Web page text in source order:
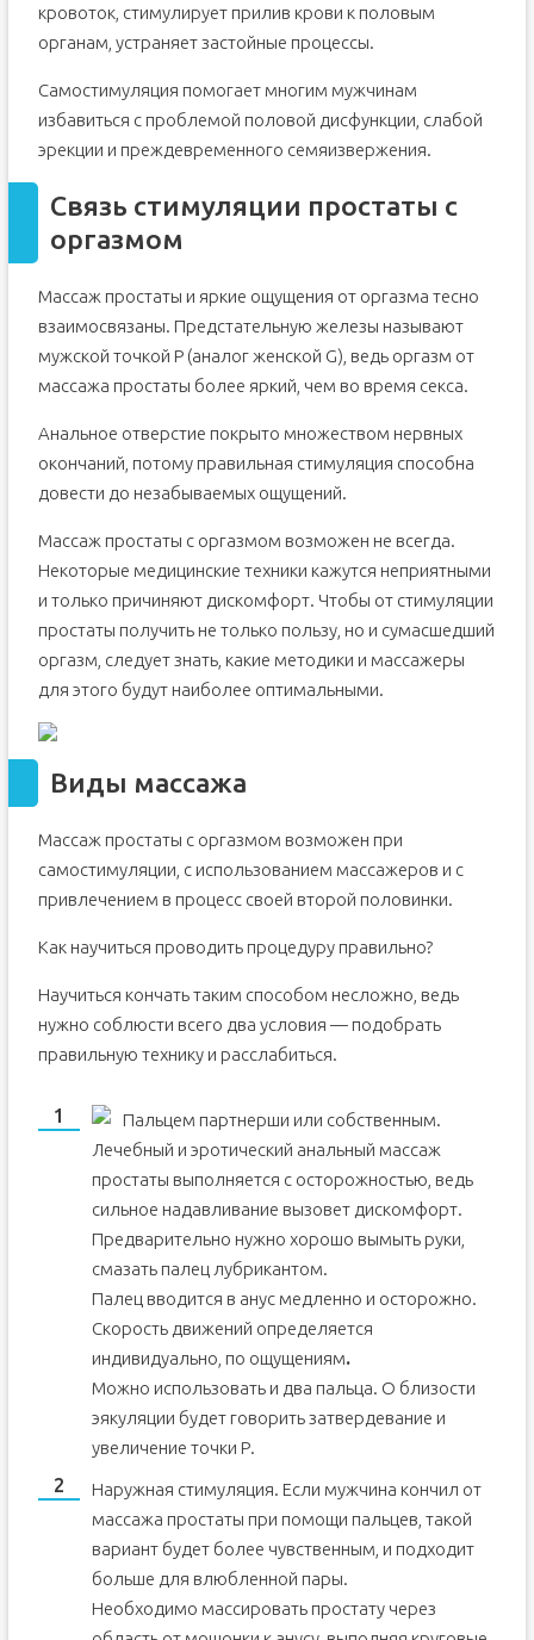
кровоток, стимулирует прилив крови к половым
органам, устраняет застойные процессы.
Самостимуляция помогает многим мужчинам
избавиться с проблемой половой дисфункции, слабой
эрекции и преждевременного семяизвержения.
Связь стимуляции простаты с
оргазмом
Массаж простаты и яркие ощущения от оргазма тесно
взаимосвязаны. Предстательную железы называют
мужской точкой Р (аналог женской G), ведь оргазм от
массажа простаты более яркий, чем во время секса.
Анальное отверстие покрыто множеством нервных
окончаний, потому правильная стимуляция способна
довести до незабываемых ощущений.
Массаж простаты с оргазмом возможен не всегда.
Некоторые медицинские техники кажутся неприятными
и только причиняют дискомфорт. Чтобы от стимуляции
простаты получить не только пользу, но и сумасшедший
оргазм, следует знать, какие методики и массажеры
для этого будут наиболее оптимальными.
Виды массажа
Массаж простаты с оргазмом возможен при
самостимуляции, с использованием массажеров и с
привлечением в процесс своей второй половинки.
Как научиться проводить процедуру правильно?
Научиться кончать таким способом несложно, ведь
нужно соблюсти всего два условия — подобрать
правильную технику и расслабиться.
Пальцем партнерши или собственным.
Лечебный и эротический анальный массаж
простаты выполняется с осторожностью, ведь
сильное надавливание вызовет дискомфорт.
Предварительно нужно хорошо вымыть руки,
смазать палец лубрикантом.
Палец вводится в анус медленно и осторожно.
Скорость движений определяется
индивидуально, по ощущениям.
Можно использовать и два пальца. О близости
эякуляции будет говорить затвердевание и
увеличение точки Р.
Наружная стимуляция. Если мужчина кончил от
массажа простаты при помощи пальцев, такой
вариант будет более чувственным, и подходит
больше для влюбленной пары.
Необходимо массировать простату через